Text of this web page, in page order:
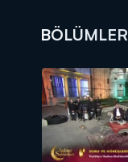
BÖLÜMLER